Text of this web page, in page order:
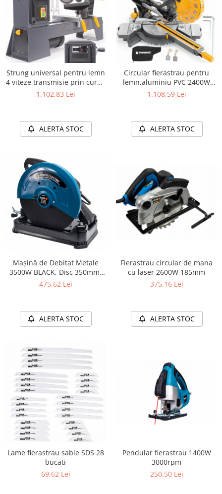
Strung universal pentru lemn
4 viteze transmisie prin curea
600W
1.102,83 Lei
ALERTA STOC
Circular fierastrau pentru
lemn,aluminiu PVC 2400W
4500RPM + 3 Panze
1.108,59 Lei
ALERTA STOC
Mașină de Debitat Metale
3500W BLACK, Disc 350mm,
3800 RPM, Menghină
475,62 Lei
ALERTA STOC
Fierastrau circular de mana
cu laser 2600W 185mm
375,16 Lei
ALERTA STOC
Lame fierastrau sabie SDS 28
bucati
69,62 Lei
Pendular fierastrau 1400W
3000rpm
250,50 Lei